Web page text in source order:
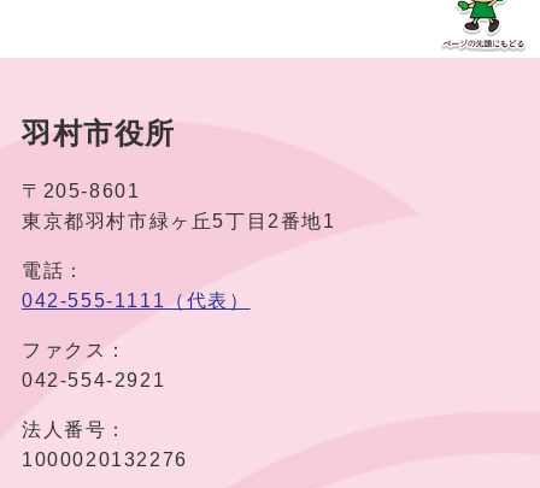
羽村市役所
〒205-8601
東京都羽村市緑ヶ丘5丁目2番地1
電話：
042-555-1111（代表）
ファクス：
042-554-2921
法人番号：
1000020132276